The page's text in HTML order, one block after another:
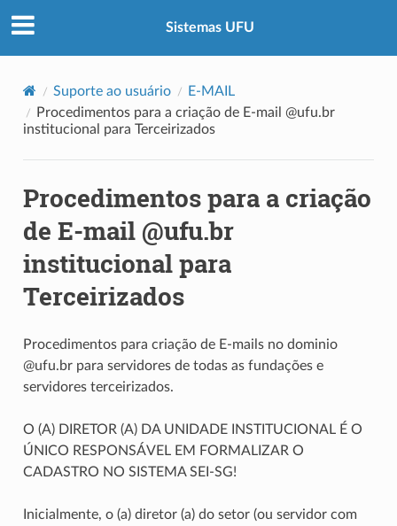
Sistemas UFU
Suporte ao usuário
E-MAIL
Procedimentos para a criação de E-mail @ufu.br
institucional para Terceirizados
Procedimentos para a criação
de E-mail @ufu.br
institucional para
Terceirizados
Procedimentos para criação de E-mails no dominio
@ufu.br para servidores de todas as fundações e
servidores terceirizados.
O (A) DIRETOR (A) DA UNIDADE INSTITUCIONAL É O
ÚNICO RESPONSÁVEL EM FORMALIZAR O
CADASTRO NO SISTEMA SEI-SG!
Inicialmente, o (a) diretor (a) do setor (ou servidor com